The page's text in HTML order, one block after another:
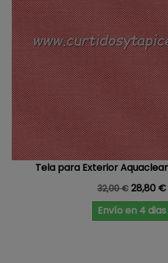
Tela para Exterior Aquaclean
Precio base
32,00 € Precio
28,80 €
Envío en 4 dias